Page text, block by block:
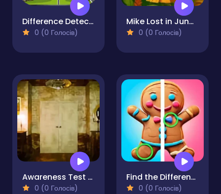
Difference Detective- Find them!
0 (0 Голосів)
Mike Lost in Jungle - Hidden Object
0 (0 Голосів)
Awareness Test - The Room
0 (0 Голосів)
Find the Difference Merry Christmas
0 (0 Голосів)